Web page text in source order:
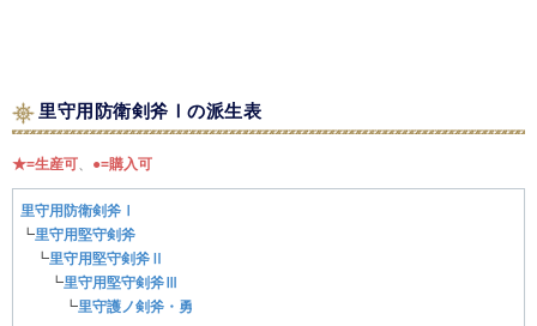
里守用防衛剣斧Ⅰの派生表
★=生産可 ●=購入可
里守用防衛剣斧Ⅰ
┗里守用堅守剣斧
┗里守用堅守剣斧Ⅱ
┗里守用堅守剣斧Ⅲ
┗里守護ノ剣斧・勇